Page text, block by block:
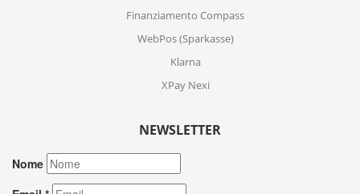
Finanziamento Compass
WebPos (Sparkasse)
Klarna
XPay Nexi
NEWSLETTER